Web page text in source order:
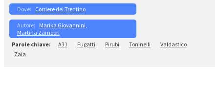
Corriere del Trentino
Marika Giovannini,
Martina Zambon
A31
Fugatti Pirubi Toninelli
Valdastico
Zaia